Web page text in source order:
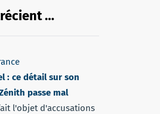
…
: ce détail sur son
passe mal
l'objet d'accusations